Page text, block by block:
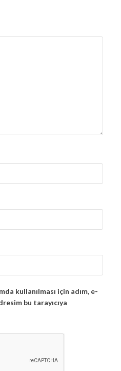
kullanılması için adım, e-
bu tarayıcıya